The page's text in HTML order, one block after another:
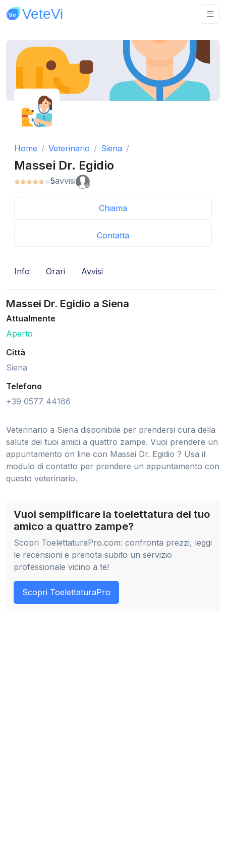
Home Veterinario Siena
Massei Dr. Egidio
5avvisi
Chiama
Contatta
Info Orari Avvisi
Massei Dr. Egidio a Siena
Attualmente
Aperto
Città
Siena
Telefono
+39 0577 44166
Veterinario a Siena disponibile per prendersi cura della
salute dei tuoi amici a quattro zampe. Vuoi prendere un
appuntamento on line con Massei Dr. Egidio ? Usa il
modulo di contatto per prendere un appuntamento con
questo veterinario.
Vuoi semplificare la toelettatura del tuo
amico a quattro zampe?
Scopri ToelettaturaPro.com: confronta prezzi, leggi
le recensioni e prenota subito un servizio
professionale vicino a te!
Scopri ToelettaturaPro